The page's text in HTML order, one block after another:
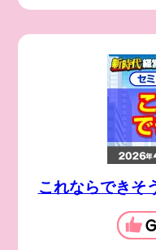
これならできそ